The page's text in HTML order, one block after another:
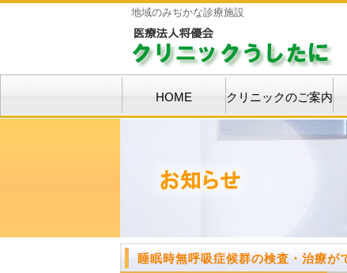
地域のみぢかな診療施設
HOME クリニックのご案内
睡眠時無呼吸症候群の検査・治療が